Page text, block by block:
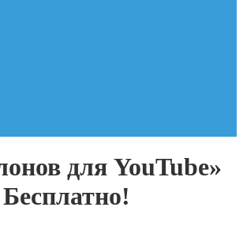
для YouTube»
Бесплатно!